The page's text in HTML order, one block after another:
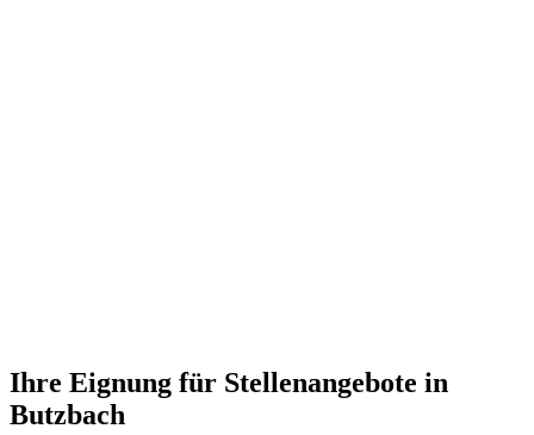
Ihre Eignung für Stellenangebote in
Butzbach